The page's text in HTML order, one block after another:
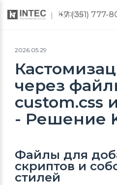
Курсы
+7 (351) 777-
2026.05.29
через
custom.css
- Решение
Файлы для
скриптов и
стилей